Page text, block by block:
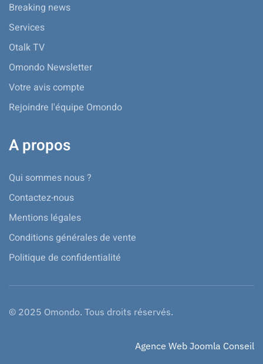
Breaking news
Services
Otalk TV
Omondo Newsletter
Votre avis compte
Rejoindre l'équipe Omondo
A propos
Qui sommes nous ?
Contactez-nous
Mentions légales
Conditions générales de vente
Politique de confidentialité
© 2025 Omondo. Tous droits réservés.
Agence Web Joomla Conseil